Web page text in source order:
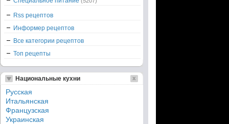
Rss рецептов
Информер рецептов
Все категории рецептов
Топ рецепты
Национальные кухни
Русская
Итальянская
Французская
Украинская